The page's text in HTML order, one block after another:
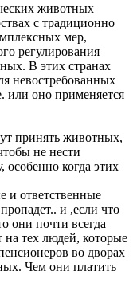
животных
с традиционно
мер,
регулирования
В этих странах
невостребованных
или оно применяется
принять животных,
не нести
когда этих
и ответственные
и ,если что
они почти всегда
на тех людей, которые
во дворах
Чем они платить